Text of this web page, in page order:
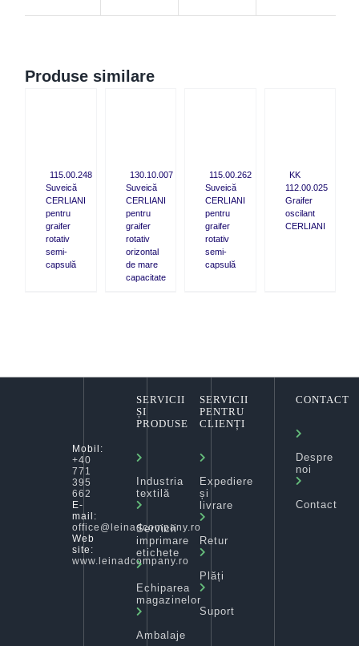
Produse similare
115.00.248
Suveică
CERLIANI
pentru
graifer
rotativ
semi-
capsulă
130.10.007
Suveică
CERLIANI
pentru
graifer
rotativ
orizontal
de mare
capacitate
115.00.262
Suveică
CERLIANI
pentru
graifer
rotativ
semi-
capsulă
KK
112.00.025
Graifer
oscilant
CERLIANI
Mobil:
+40
771
395
662
E-
mail:
office@leinadcompany.ro
Web
site:
www.leinadcompany.ro
SERVICII
ȘI
PRODUSE
Industria
textilă
Servicii
imprimare
etichete
Echiparea
magazinelor
Ambalaje
SERVICII
PENTRU
CLIENȚI
Expediere
și
livrare
Retur
Plăți
Suport
CONTACT
Despre
noi
Contact